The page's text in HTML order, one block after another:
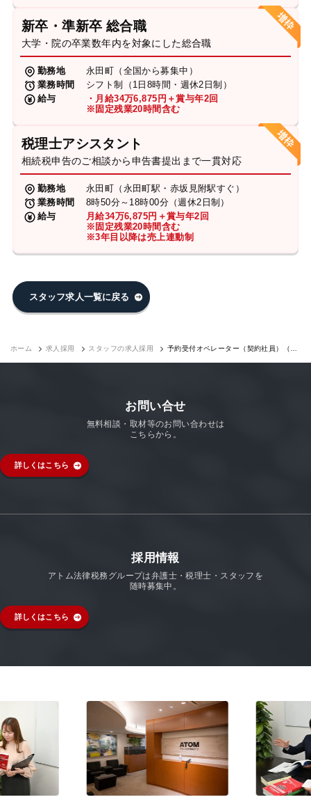
新卒・準新卒 総合職
大学・院の卒業数年内を対象にした総合職
勤務地
永田町（全国から募集中）
業務時間
シフト制（1日8時間・週休2日制）
給与
・月給34万6,875円＋賞与年2回
※固定残業20時間含む
税理士アシスタント
相続税申告のご相談から申告書提出まで一貫対応
勤務地
永田町（永田町駅・赤坂見附駅すぐ）
業務時間
8時50分～18時00分（週休2日制）
給与
月給34万6,875円＋賞与年2回
※固定残業20時間含む
※3年目以降は売上連動制
スタッフ求人一覧に戻る
ホーム 求人採用 スタッフの求人採用
予約受付オペレーター（契約社員）（永
お問い合せ
無料相談・取材等のお問い合わせは
こちらから。
詳しくはこちら
採用情報
アトム法律税務グループは弁護士・税理士・スタッフを
随時募集中。
詳しくはこちら